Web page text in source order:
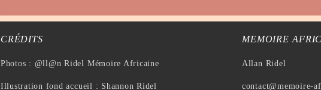
CRÉDITS
Photos : @ll@n Ridel Mémoire Africaine
Illustration fond accueil : Shannon Ridel
MEMOIRE
Allan Ridel
contact@memoire-